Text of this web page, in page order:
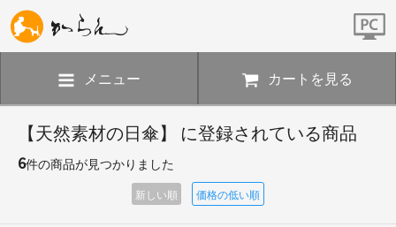
メニュー カートを見る
【天然素材の日傘】 に登録されている商品
6件の商品が見つかりました
新しい順 価格の低い順